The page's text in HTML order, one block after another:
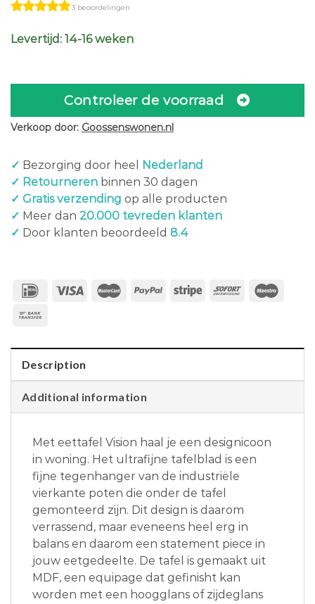
was:
€1.439,00.
is:
3 beoordelingen
Levertijd: 14-16 weken
Controleer de voorraad
Verkoop door: Goossenswonen.nl
✓ Bezorging door heel
Nederland
✓ Retourneren binnen 30 dagen
✓ Gratis verzending op alle producten
✓ Meer dan 20.000 tevreden klanten
✓ Door klanten beoordeeld 8.4
Description
Additional information
Met eettafel Vision haal je een designicoon
in woning. Het ultrafijne tafelblad is een
fijne tegenhanger van de industriële
vierkante poten die onder de tafel
gemonteerd zijn. Dit design is daarom
verrassend, maar eveneens heel erg in
balans en daarom een statement piece in
jouw eetgedeelte. De tafel is gemaakt uit
MDF, een equipage dat gefinisht kan
worden met een hoogglans of zijdeglans